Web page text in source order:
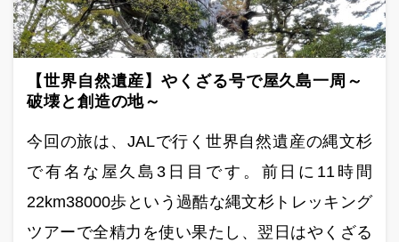
【世界自然遺産】やくざる号で屋久島一周～
破壊と創造の地～
今回の旅は、JALで行く世界自然遺産の縄文杉
で有名な屋久島3日目です。前日に11時間
22km38000歩という過酷な縄文杉トレッキング
ツアーで全精力を使い果たし、翌日はやくざる